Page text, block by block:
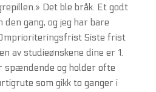
Det ble bråk. Et godt
gang, og jeg har bare
Siste frist
av studieønskene dine er 1.
spændende og holder ofte
som gikk to ganger i